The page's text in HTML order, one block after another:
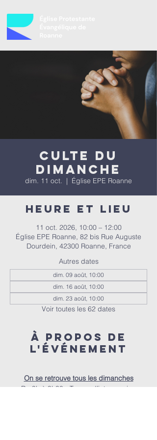
Culte du
dimanche
dim. 11 oct.
  |
Église EPE Roanne
Heure et lieu
11 oct. 2026, 10:00 – 12:00
Église EPE Roanne, 82 bis Rue Auguste
Dourdein, 42300 Roanne, France
Autres dates
dim. 09 août, 10:00
dim. 16 août, 10:00
dim. 23 août, 10:00
Voir toutes les 62 dates
À propos de
l'événement
On se retrouve tous les dimanches
De 9h à 9h30 - Temps d’intercession